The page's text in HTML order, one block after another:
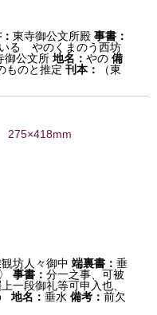
東寺御公文所殿 事書：
る やのくまのう西坊
御公文所 地名：やの 備
ものと推定 刊本：
（東
275×418mm
観坊人々御中 端裏書：垂
事書：分一之事、可被
一段御礼等可申入也、
地名：垂水 備考：前欠